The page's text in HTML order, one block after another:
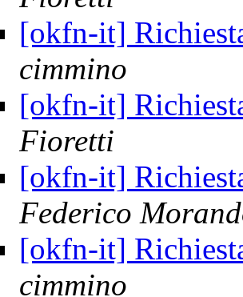
[okfn-it]
cimmino
[okfn-it]
Fioretti
[okfn-it]
Federico
[okfn-it]
cimmino